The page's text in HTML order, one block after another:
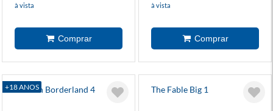
à vista à vista
+18 ANOS
Alice In Borderland 4 The Fable Big 1